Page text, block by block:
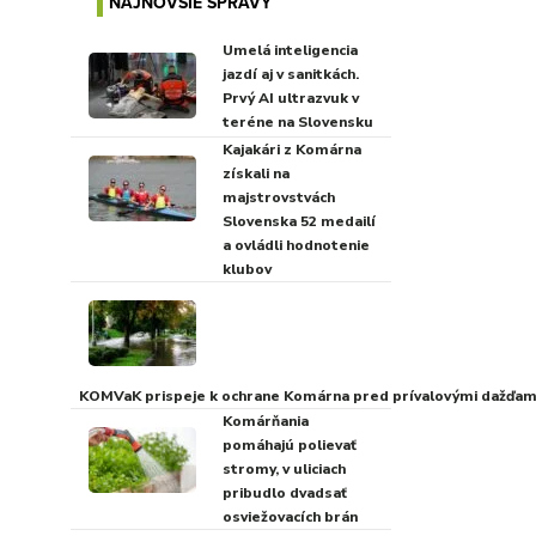
Umelá inteligencia
jazdí aj v sanitkách.
Prvý AI ultrazvuk v
teréne na Slovensku
Kajakári z Komárna
získali na
majstrovstvách
Slovenska 52 medailí
a ovládli hodnotenie
klubov
KOMVaK prispeje k ochrane Komárna pred prívalovými
Komárňania
pomáhajú polievať
stromy, v uliciach
pribudlo dvadsať
osviežovacích brán